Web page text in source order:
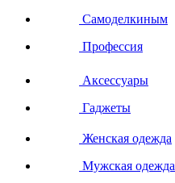
Самоделкиным
Профессия
Аксессуары
Гаджеты
Женская одежда
Мужская одежда